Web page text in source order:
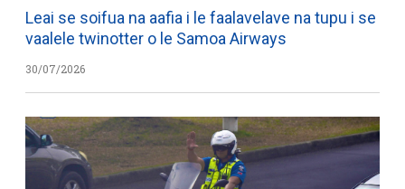
Leai se soifua na aafia i le faalavelave na tupu i se
vaalele twinotter o le Samoa Airways
30/07/2026